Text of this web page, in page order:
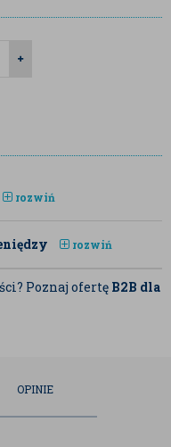
rozwiń
rozwiń
Poznaj ofertę B2B dla
OPINIE